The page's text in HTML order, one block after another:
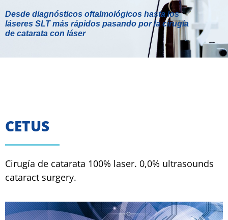
Desde diagnósticos oftalmológicos hasta los
láseres SLT más rápidos pasando por la cirugía
de catarata con láser
CETUS
Cirugía de catarata 100% laser. 0,0% ultrasounds
cataract surgery.